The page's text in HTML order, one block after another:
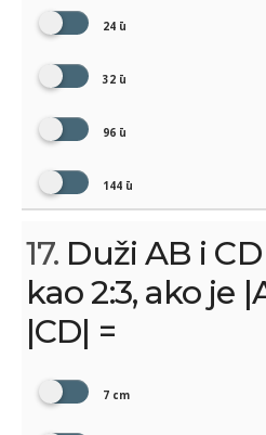
24 ū
32 ū
96 ū
144 ū
17. Duži AB i
kao 2:3, ako je
|CD| =
7 cm